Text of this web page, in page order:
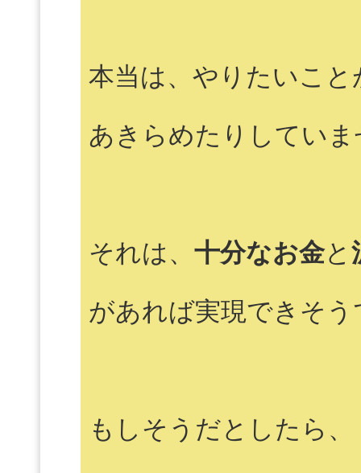
本当は、やりたいこ
あきらめたりしてい
それは、 十分なお金と
があれば実現できそ
もしそうだとしたら、